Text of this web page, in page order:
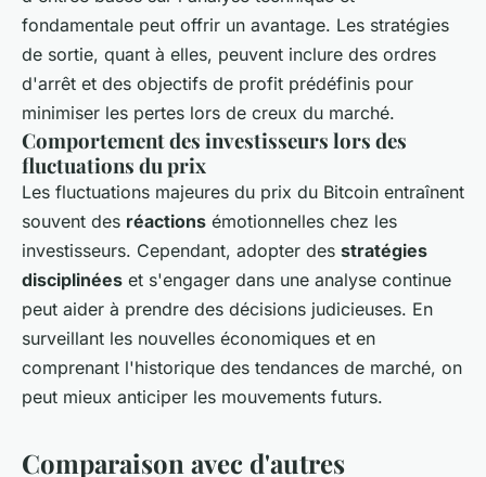
fondamentale peut offrir un avantage. Les stratégies
de sortie, quant à elles, peuvent inclure des ordres
d'arrêt et des objectifs de profit prédéfinis pour
minimiser les pertes lors de creux du marché.
Comportement des investisseurs lors des
fluctuations du prix
Les fluctuations majeures du prix du Bitcoin entraînent
souvent des réactions émotionnelles chez les
investisseurs. Cependant, adopter des stratégies
disciplinées et s'engager dans une analyse continue
peut aider à prendre des décisions judicieuses. En
surveillant les nouvelles économiques et en
comprenant l'historique des tendances de marché, on
peut mieux anticiper les mouvements futurs.
Comparaison avec d'autres